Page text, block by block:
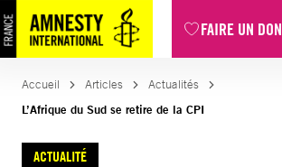
FAIRE UN DON
Aller
au
contenu
Accueil Articles
Actualités
L’Afrique du Sud se retire de la CPI
ACTUALITÉ